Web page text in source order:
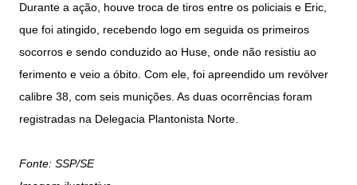
Durante a ação, houve troca de tiros entre os policiais e Eric,
que foi atingido, recebendo logo em seguida os primeiros
socorros e sendo conduzido ao Huse, onde não resistiu ao
ferimento e veio a óbito. Com ele, foi apreendido um revólver
calibre 38, com seis munições. As duas ocorrências foram
registradas na Delegacia Plantonista Norte.
Fonte: SSP/SE